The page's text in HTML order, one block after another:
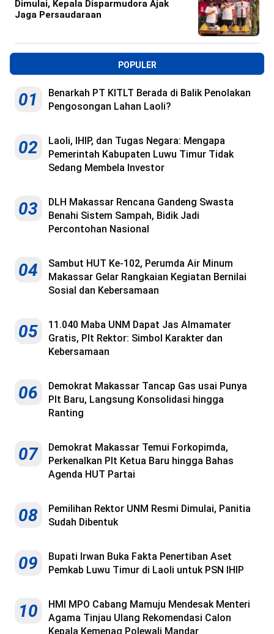
Dimulai, Kepala Disparmudora Ajak
Jaga Persaudaraan
POPULER
01
Benarkah PT KITLT Berada di Balik Penolakan
Pengosongan Lahan Laoli?
02
Laoli, IHIP, dan Tugas Negara: Mengapa
Pemerintah Kabupaten Luwu Timur Tidak
Sedang Membela Investor
03
DLH Makassar Rencana Gandeng Swasta
Benahi Sistem Sampah, Bidik Jadi
Percontohan Nasional
04
Sambut HUT Ke-102, Perumda Air Minum
Makassar Gelar Rangkaian Kegiatan Bernilai
Sosial dan Kebersamaan
05
11.040 Maba UNM Dapat Jas Almamater
Gratis, Plt Rektor: Simbol Karakter dan
Kebersamaan
06
Demokrat Makassar Tancap Gas usai Punya
Plt Baru, Langsung Konsolidasi hingga
Ranting
07
Demokrat Makassar Temui Forkopimda,
Perkenalkan Plt Ketua Baru hingga Bahas
Agenda HUT Partai
08
Pemilihan Rektor UNM Resmi Dimulai, Panitia
Sudah Dibentuk
09
Bupati Irwan Buka Fakta Penertiban Aset
Pemkab Luwu Timur di Laoli untuk PSN IHIP
10
HMI MPO Cabang Mamuju Mendesak Menteri
Agama Tinjau Ulang Rekomendasi Calon
Kepala Kemenag Polewali Mandar